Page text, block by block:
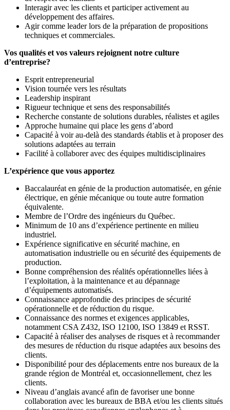
Interagir avec les clients et participer activement au
développement des affaires.
Agir comme leader lors de la préparation de propositions
techniques et commerciales.
Vos qualités et vos valeurs rejoignent notre culture
d’entreprise?
Esprit entrepreneurial
Vision tournée vers les résultats
Leadership inspirant
Rigueur technique et sens des responsabilités
Recherche constante de solutions durables, réalistes et agiles
Approche humaine qui place les gens d’abord
Capacité à voir au-delà des standards établis et à proposer des
solutions adaptées au terrain
Facilité à collaborer avec des équipes multidisciplinaires
L’expérience que vous apportez
Baccalauréat en génie de la production automatisée, en génie
électrique, en génie mécanique ou toute autre formation
équivalente.
Membre de l’Ordre des ingénieurs du Québec.
Minimum de 10 ans d’expérience pertinente en milieu
industriel.
Expérience significative en sécurité machine, en
automatisation industrielle ou en sécurité des équipements de
production.
Bonne compréhension des réalités opérationnelles liées à
l’exploitation, à la maintenance et au dépannage
d’équipements automatisés.
Connaissance approfondie des principes de sécurité
opérationnelle et de réduction du risque.
Connaissance des normes et exigences applicables,
notamment CSA Z432, ISO 12100, ISO 13849 et RSST.
Capacité à réaliser des analyses de risques et à recommander
des mesures de réduction du risque adaptées aux besoins des
clients.
Disponibilité pour des déplacements entre nos bureaux de la
grande région de Montréal et, occasionnellement, chez les
clients.
Niveau d’anglais avancé afin de favoriser une bonne
collaboration avec les bureaux de BBA et/ou les clients situés